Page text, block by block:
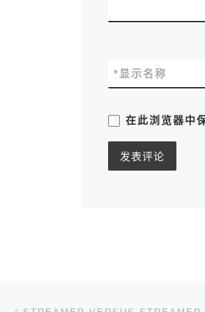
显示名称
*
在此浏览器中
文章导航